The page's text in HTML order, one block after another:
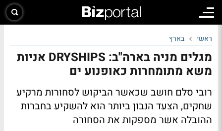
ראשי בארץ
מגלים מניה בארה"ב: DRYSHIPS אניות
משא מתומחרות כאופנוע ים
רובי סלם חושב שכאשר הביקוש לסחורות מרקיע
שחקים, הצעד הנבון ביותר הוא להשקיע בחברות
ההובלה אשר מספקות את הסחורה